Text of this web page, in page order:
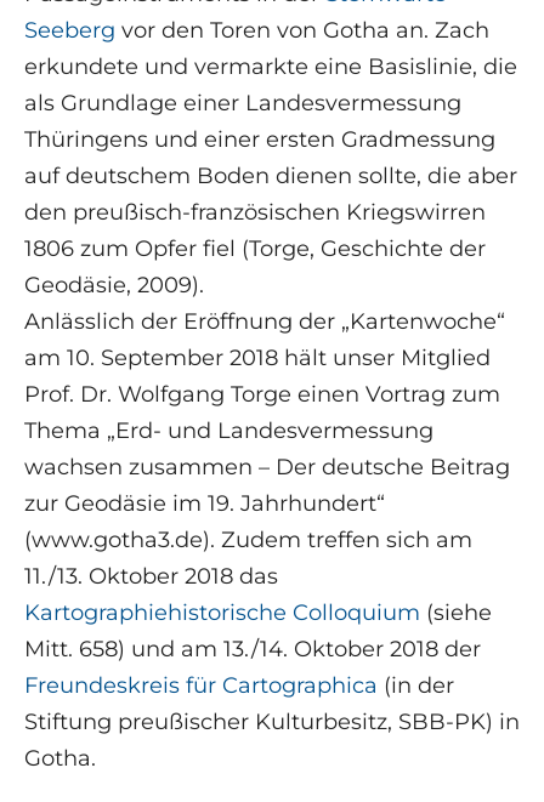
Seeberg vor den Toren von Gotha an. Zach
erkundete und vermarkte eine Basislinie, die
als Grundlage einer Landesvermessung
Thüringens und einer ersten Gradmessung
auf deutschem Boden dienen sollte, die aber
den preußisch-französischen Kriegswirren
1806 zum Opfer fiel (Torge, Geschichte der
Geodäsie, 2009).
Anlässlich der Eröffnung der „Kartenwoche“
am 10. September 2018 hält unser Mitglied
Prof. Dr. Wolfgang Torge einen Vortrag zum
Thema „Erd- und Landesvermessung
wachsen zusammen – Der deutsche Beitrag
zur Geodäsie im 19. Jahrhundert“
(www.gotha3.de). Zudem treffen sich am
11./13. Oktober 2018 das
Kartographiehistorische Colloquium (siehe
Mitt. 658) und am 13./14. Oktober 2018 der
Freundeskreis für Cartographica (in der
Stiftung preußischer Kulturbesitz, SBB-PK) in
Gotha.